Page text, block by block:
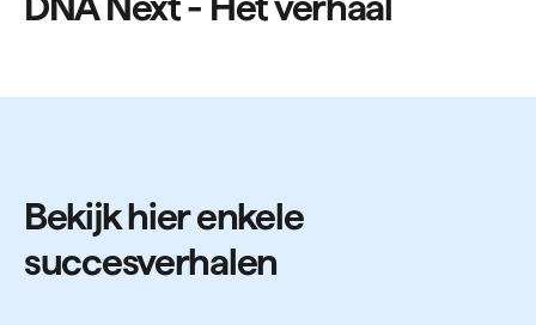
Bekijk hier enkele
succesverhalen